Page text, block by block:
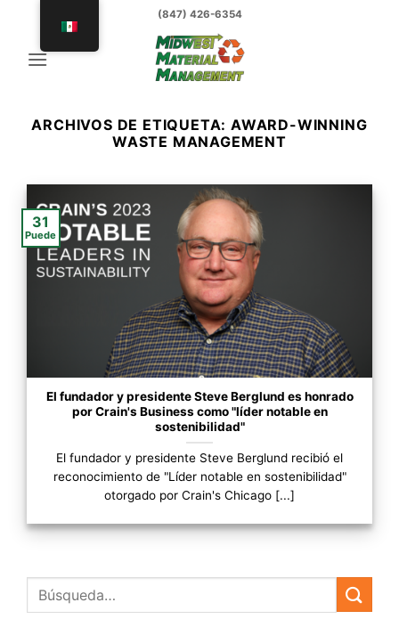
contenido
(847) 426-6354
ARCHIVOS DE ETIQUETA:AWARD-WINNING
WASTE MANAGEMENT
El fundador y presidente Steve Berglund es honrado
por Crain's Business como "líder notable en
sostenibilidad"
El fundador y presidente Steve Berglund recibió el
reconocimiento de "Líder notable en sostenibilidad"
otorgado por Crain's Chicago [...]
31
Puede